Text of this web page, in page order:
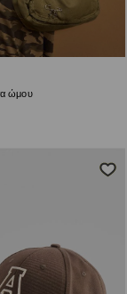
ώμου